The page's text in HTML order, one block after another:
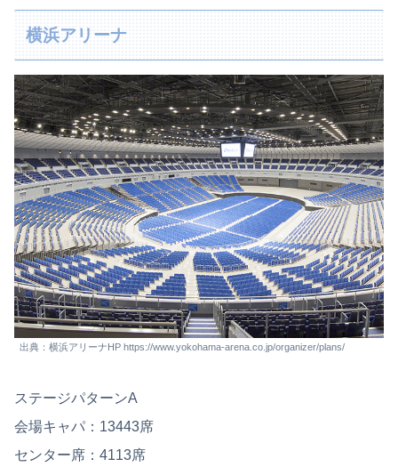
横浜アリーナ
出典：横浜アリーナHP https://www.yokohama-arena.co.jp/organizer/plans/
ステージパターンA
会場キャパ：13443席
センター席：4113席